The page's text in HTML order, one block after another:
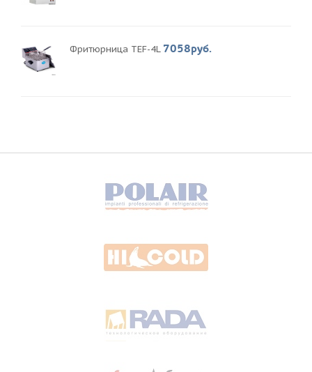
Фритюрница TEF-4L 7058руб.